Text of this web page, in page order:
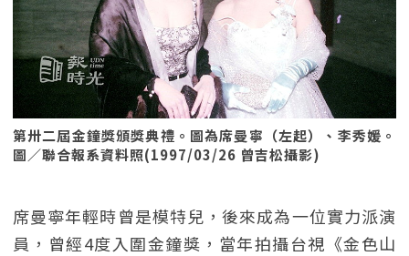
第卅二屆金鐘獎頒獎典禮。圖為席曼寧（左起）、李秀媛。
圖／聯合報系資料照(1997/03/26 曾吉松攝影)
席曼寧年輕時曾是模特兒，後來成為一位實力派演
員，曾經4度入圍金鐘獎，當年拍攝台視《金色山